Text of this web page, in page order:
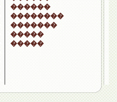
������
��������
�������
�����
�����